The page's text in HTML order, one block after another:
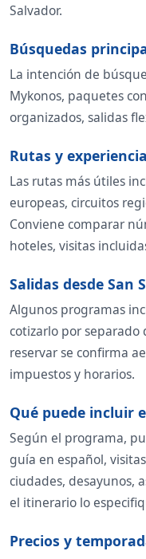
Salvador.
Búsquedas
La intención de
Mykonos, paquetes
organizados, salidas
Rutas y
Las rutas más útiles
europeas, circuitos
Conviene comparar
hoteles, visitas
Salidas desde San
Algunos programas
cotizarlo por separado
reservar se confirma
impuestos y horarios.
Qué puede incluir
Según el programa,
guía en español,
ciudades, desayunos,
el itinerario lo
Precios y